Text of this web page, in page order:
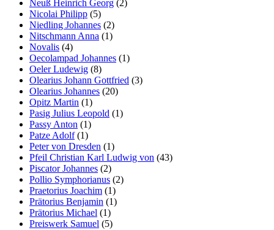
Neuß Heinrich Georg (2)
Nicolai Philipp (5)
Niedling Johannes (2)
Nitschmann Anna (1)
Novalis (4)
Oecolampad Johannes (1)
Oeler Ludewig (8)
Olearius Johann Gottfried (3)
Olearius Johannes (20)
Opitz Martin (1)
Pasig Julius Leopold (1)
Passy Anton (1)
Patze Adolf(1)
Peter von Dresden (1)
Pfeil Christian Karl Ludwig von (43)
Piscator Johannes (2)
Pollio Symphorianus (2)
Praetorius Joachim (1)
Prätorius Benjamin (1)
Prätorius Michael (1)
Preiswerk Samuel (5)